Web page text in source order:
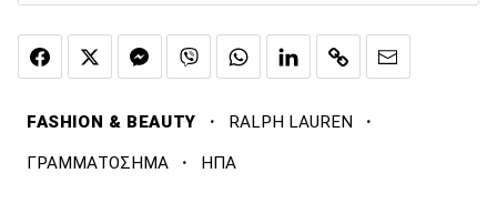
FASHION & BEAUTY · RALPH LAUREN ·
ΓΡΑΜΜΑΤΟΣΗΜΑ · ΗΠΑ